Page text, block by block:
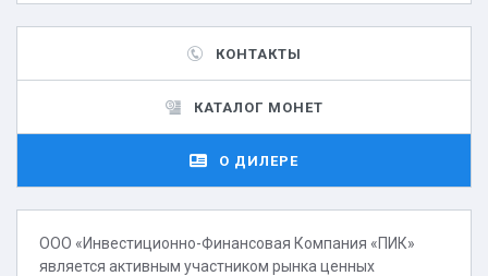
КОНТАКТЫ
КАТАЛОГ МОНЕТ
О ДИЛЕРЕ
ООО «Инвестиционно-Финансовая Компания «ПИК»
является активным участником рынка ценных